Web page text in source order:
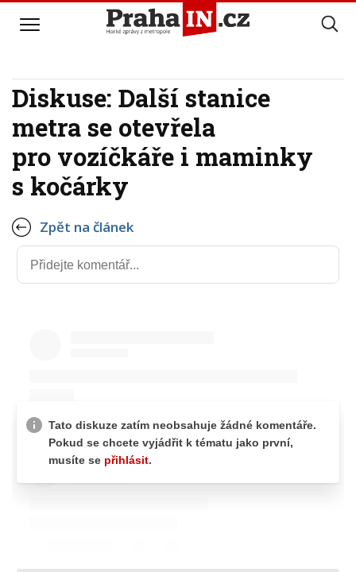
Diskuse: Další stanice
metra se otevřela
pro vozíčkáře i maminky
s kočárky
Zpět na článek